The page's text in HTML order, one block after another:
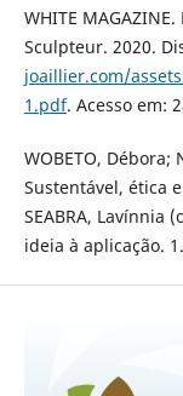
WHITE
Sculpteur. 2020.
joaillier.com/
1.pdf. Acesso em:
WOBETO, Débora;
Sustentável, ética
SEABRA, Lavínnia
ideia à aplicação.